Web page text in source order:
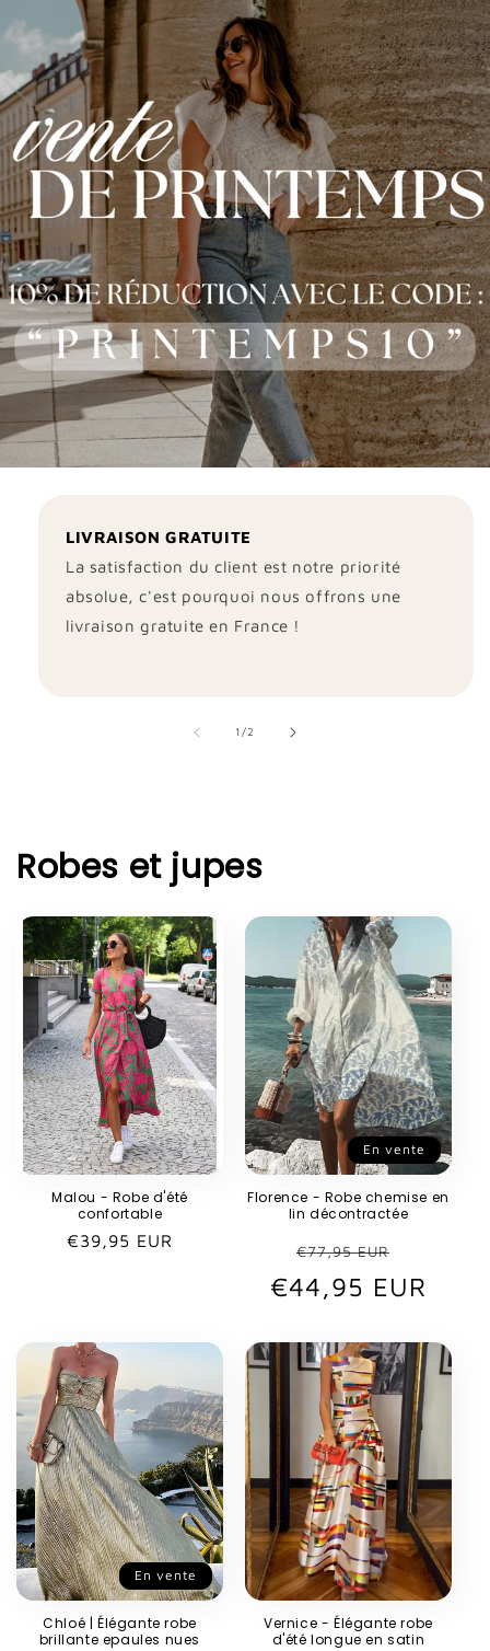
LIVRAISON GRATUITE
La satisfaction du client est notre priorité
absolue, c'est pourquoi nous offrons une
livraison gratuite en France !
1 /de2
Robes et jupes
Malou - Robe d'été
confortable
Prix
€39,95 EUR
En vente
Florence - Robe chemise en
lin décontractée
Prix
habituel
€77,95 EUR
€44,95 EUR
En vente
Chloé | Élégante robe
brillante epaules nues
Vernice - Élégante robe
d'été longue en satin